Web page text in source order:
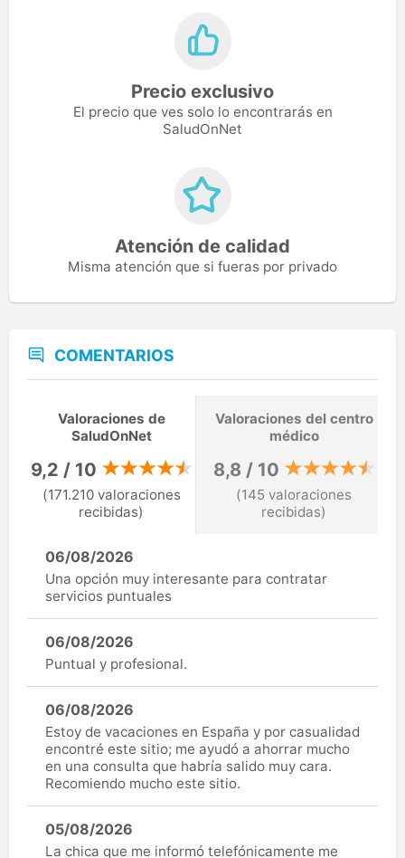
Precio exclusivo
El precio que ves solo lo encontrarás en
SaludOnNet
Atención de calidad
Misma atención que si fueras por privado
COMENTARIOS
Valoraciones de
SaludOnNet
9,2 / 10
(171.210 valoraciones
recibidas)
Valoraciones del centro
médico
8,8 / 10
(145 valoraciones
recibidas)
06/08/2026
Una opción muy interesante para contratar
servicios puntuales
06/08/2026
Puntual y profesional.
06/08/2026
Estoy de vacaciones en España y por casualidad
encontré este sitio; me ayudó a ahorrar mucho
en una consulta que habría salido muy cara.
Recomiendo mucho este sitio.
05/08/2026
La chica que me informó telefónicamente me